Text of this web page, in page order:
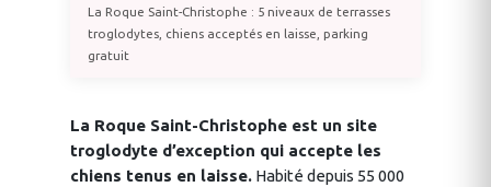
La Roque Saint-Christophe : 5 niveaux de terrasses
troglodytes, chiens acceptés en laisse, parking
gratuit
La Roque Saint-Christophe est un site
troglodyte d’exception qui accepte les
chiens tenus en laisse. Habité depuis 55 000